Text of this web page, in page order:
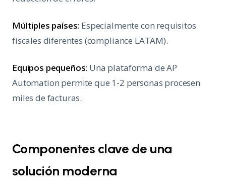
Múltiples países: Especialmente con requisitos
fiscales diferentes (compliance LATAM).
Equipos pequeños: Una plataforma de AP
Automation permite que 1-2 personas procesen
miles de facturas.
Componentes clave de una
solución moderna